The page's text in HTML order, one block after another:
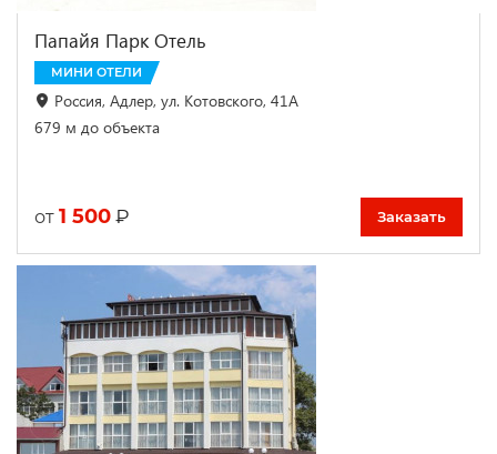
Папайя Парк Отель
МИНИ ОТЕЛИ
Россия, Адлер, ул. Котовского, 41А
679 м до объекта
от 1 500 ₽ Заказать